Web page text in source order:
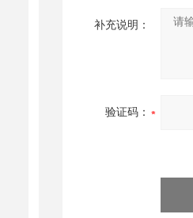
补充说明：
验证码：